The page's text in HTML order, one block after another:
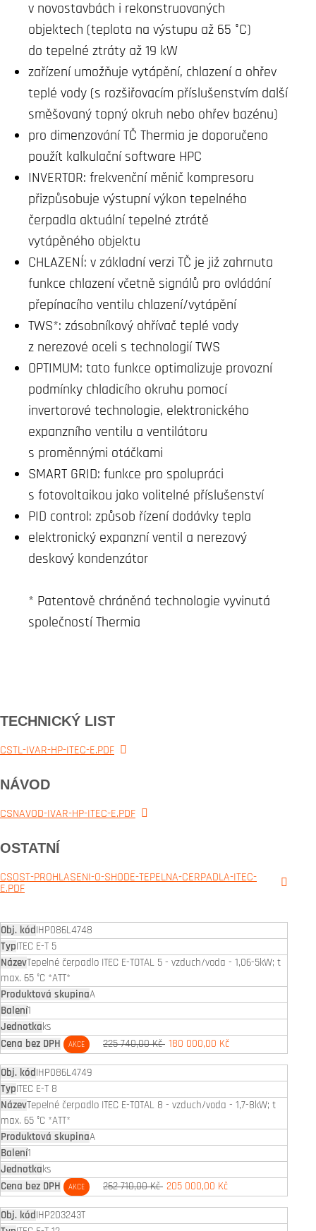
v novostavbách i rekonstruovaných
objektech (teplota na výstupu až 65 °C)
do tepelné ztráty až 19 kW
zařízení umožňuje vytápění, chlazení a ohřev
teplé vody (s rozšiřovacím příslušenstvím další
směšovaný topný okruh nebo ohřev bazénu)
pro dimenzování TČ Thermia je doporučeno
použít kalkulační software HPC
INVERTOR: frekvenční měnič kompresoru
přizpůsobuje výstupní výkon tepelného
čerpadla aktuální tepelné ztrátě
vytápěného objektu
CHLAZENÍ: v základní verzi TČ je již zahrnuta
funkce chlazení včetně signálů pro ovládání
přepínacího ventilu chlazení/vytápění
TWS*: zásobníkový ohřívač teplé vody
z nerezové oceli s technologií TWS
OPTIMUM: tato funkce optimalizuje provozní
podmínky chladicího okruhu pomocí
invertorové technologie, elektronického
expanzního ventilu a ventilátoru
s proměnnými otáčkami
SMART GRID: funkce pro spolupráci
s fotovoltaikou jako volitelné příslušenství
PID control: způsob řízení dodávky tepla
elektronický expanzní ventil a nerezový
deskový kondenzátor
* Patentově chráněná technologie vyvinutá
společností Thermia
TECHNICKÝ LIST
CSTL-IVAR-HP-ITEC-E.PDF
NÁVOD
CSNAVOD-IVAR-HP-ITEC-E.PDF
OSTATNÍ
CSOST-PROHLASENI-O-SHODE-TEPELNA-CERPADLA-ITEC-
E.PDF
IHP086L4748
ITEC E-T 5
Tepelné čerpadlo ITEC E-TOTAL 5 - vzduch/voda - 1,06-5kW; t
max. 65 °C *ATT*
A
1
ks
AKCE 225 740,00 Kč 180 000,00 Kč
IHP086L4749
ITEC E-T 8
Tepelné čerpadlo ITEC E-TOTAL 8 - vzduch/voda - 1,7-8kW; t
max. 65 °C *ATT*
A
1
ks
AKCE 262 710,00 Kč 205 000,00 Kč
IHP203243T